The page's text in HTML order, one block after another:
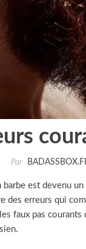
Par
barbe est devenu
des erreurs qui
faux pas